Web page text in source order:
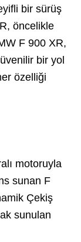
bir sürüş
öncelikle
F 900 XR,
bir yol
özelliği
motoruyla
sunan F
Çekiş
sunulan